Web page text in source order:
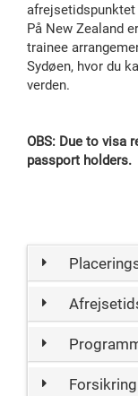
afrejsetidspunktet
På New Zealand
trainee
Sydøen, hvor du
verden.
OBS: Due to visa
passport holders.
Forsikring